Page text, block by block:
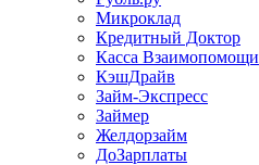
Микроклад
Кредитный Доктор
Касса Взаимопомощи
КэшДрайв
Займ-Экспресс
Займер
Желдорзайм
ДоЗарплаты